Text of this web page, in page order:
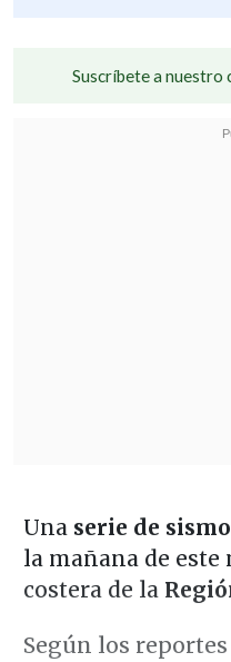
Suscríbete a nuestro
Una serie de
la mañana de este
costera de la
Según los